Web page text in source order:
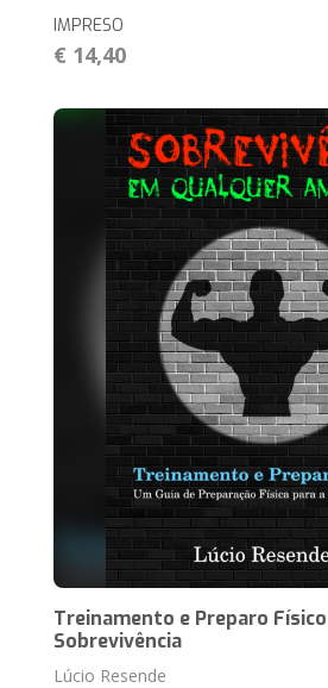
IMPRESO
€ 14,40
Treinamento e Preparo
Sobrevivência
Lúcio Resende